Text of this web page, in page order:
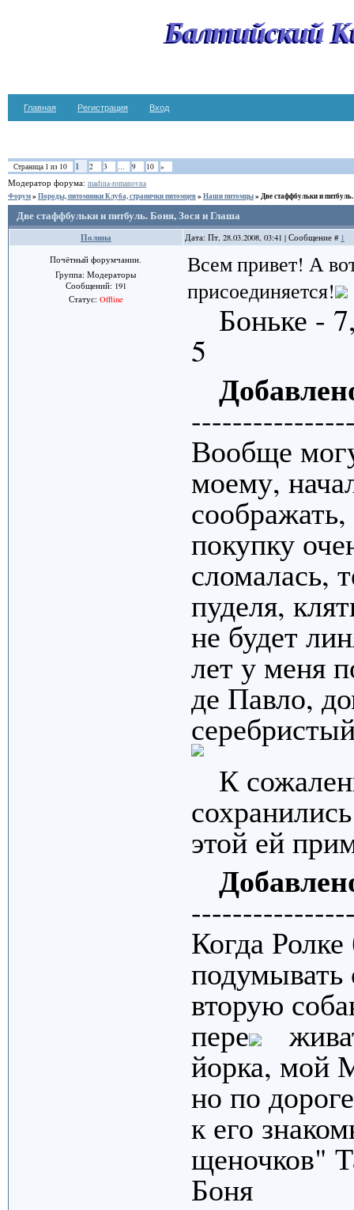
Балтийский
Главная Регистрация Вход
Страница 1 из 10 1 2 3 … 9 10 »
Модератор форума: madina-romanovna
Форум»Породы, питомники Клуба, странички питомцев»Наши питомцы»Две стаффбульки и
Две стаффбульки и питбуль. Боня, Зося и Глаша
Полина Дата: Пт, 28.03.2008, 03:41 | Сообщение # 1
Почётный форумчанин.
Группа: Модераторы
Сообщений: 191
Статус: Offline
Всем привет! А
присоединяется!
Боньке -
5
Вообще
моему,
покупку
сломалась,
пуделя,
не будет
лет у меня
де Павло,
К
этой ей
Когда
подумывать
вторую
пере
йорка, мой
но по
к его
щеночков"
Боня